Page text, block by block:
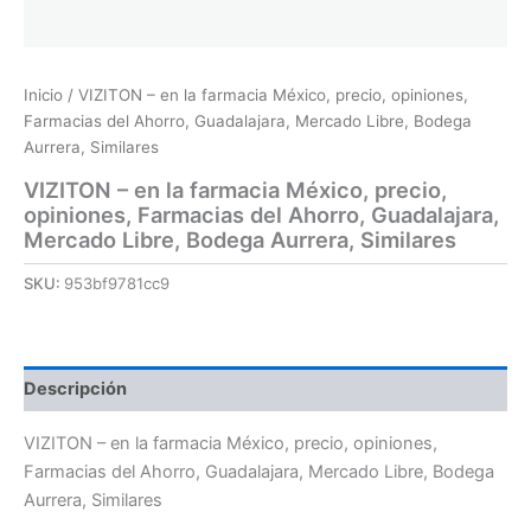
Inicio / VIZITON – en la farmacia México, precio, opiniones,
Farmacias del Ahorro, Guadalajara, Mercado Libre, Bodega
Aurrera, Similares
VIZITON – en la farmacia México, precio,
opiniones, Farmacias del Ahorro, Guadalajara,
Mercado Libre, Bodega Aurrera, Similares
SKU: 953bf9781cc9
Descripción
VIZITON – en la farmacia México, precio, opiniones,
Farmacias del Ahorro, Guadalajara, Mercado Libre, Bodega
Aurrera, Similares